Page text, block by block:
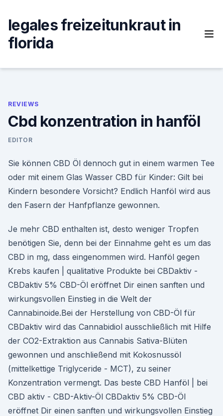
content
legales freizeitunkraut in
florida
REVIEWS
Cbd konzentration in hanföl
EDITOR
Sie können CBD Öl dennoch gut in einem warmen Tee
oder mit einem Glas Wasser CBD für Kinder: Gilt bei
Kindern besondere Vorsicht? Endlich Hanföl wird aus
den Fasern der Hanfpflanze gewonnen.
Je mehr CBD enthalten ist, desto weniger Tropfen
benötigen Sie, denn bei der Einnahme geht es um das
CBD in mg, dass eingenommen wird. Hanföl gegen
Krebs kaufen | qualitative Produkte bei CBDaktiv -
CBDaktiv 5% CBD-Öl eröffnet Dir einen sanften und
wirkungsvollen Einstieg in die Welt der
Cannabinoide.Bei der Herstellung von CBD-Öl für
CBDaktiv wird das Cannabidiol ausschließlich mit Hilfe
der CO2-Extraktion aus Cannabis Sativa-Blüten
gewonnen und anschließend mit Kokosnussöl
(mittelkettige Triglyceride - MCT), zu seiner
Konzentration vermengt. Das beste CBD Hanföl | bei
CBD aktiv - CBD-Aktiv-Öl CBDaktiv 5% CBD-Öl
eröffnet Dir einen sanften und wirkungsvollen Einstieg